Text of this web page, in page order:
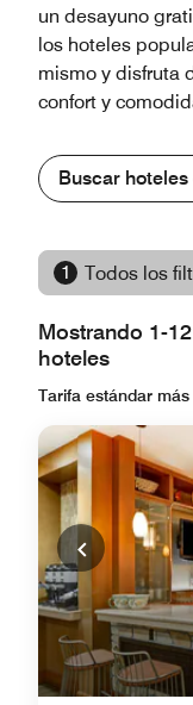
un desayuno
los hoteles
mismo y disfruta
confort y
Buscar
1 Todos los
Mostrando 1-
hoteles
Tarifa estándar